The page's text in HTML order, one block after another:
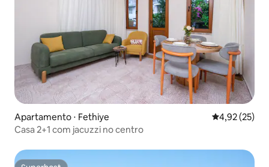
Apartamento ⋅ Fethiye 4,92 de uma
4,92 (25)
Casa 2+1 com jacuzzi no centro